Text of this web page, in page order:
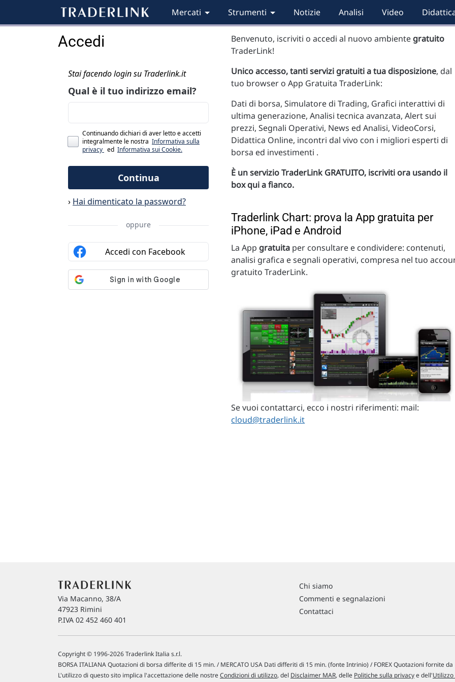
Mercati Strumenti Notizie Analisi Video
Accedi Benvenuto, iscriviti o accedi al nuovo ambiente gratuito
TraderLink!
Unico accesso, tanti servizi gratuiti a tua disposizione, dal
tuo browser o App Gratuita TraderLink:
Dati di borsa, Simulatore di Trading, Grafici interattivi di
ultima generazione, Analisi tecnica avanzata, Alert sui
prezzi, Segnali Operativi, News ed Analisi, VideoCorsi,
Didattica Online, incontri dal vivo con i migliori esperti di
borsa ed investimenti .
È un servizio TraderLink GRATUITO, iscriviti ora usando il
box qui a fianco.
Traderlink Chart: prova la App gratuita per
iPhone, iPad e Android
La App gratuita per consultare e condividere: contenuti,
analisi grafica e segnali operativi, compresa nel tuo
gratuito TraderLink.
Se vuoi contattarci, ecco i nostri riferimenti: mail:
cloud@traderlink.it
Via Macanno, 38/A
47923 Rimini
P.IVA 02 452 460 401
Chi siamo
Commenti e segnalazioni
Contattaci
Copyright © 1996-2026 Traderlink Italia s.r.l.
BORSA ITALIANA Quotazioni di borsa differite di 15 min. / MERCATO USA Dati differiti di 15 min. (fonte Intrinio) / FOREX Quotazioni fornite da
L'utilizzo di questo sito implica l'accettazione delle nostreCondizioni di utilizzo, del Disclaimer MAR, delle Politiche sulla privacye dell'